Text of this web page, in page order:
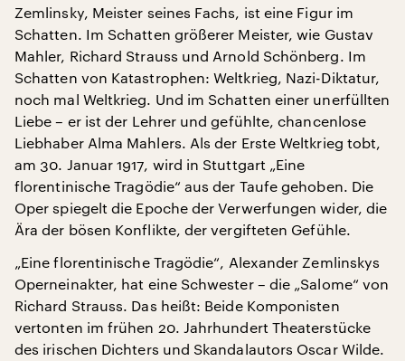
Zemlinsky, Meister seines Fachs, ist eine Figur im
Schatten. Im Schatten größerer Meister, wie Gustav
Mahler, Richard Strauss und Arnold Schönberg. Im
Schatten von Katastrophen: Weltkrieg, Nazi-Diktatur,
noch mal Weltkrieg. Und im Schatten einer unerfüllten
Liebe – er ist der Lehrer und gefühlte, chancenlose
Liebhaber Alma Mahlers. Als der Erste Weltkrieg tobt,
am 30. Januar 1917, wird in Stuttgart „Eine
florentinische Tragödie“ aus der Taufe gehoben. Die
Oper spiegelt die Epoche der Verwerfungen wider, die
Ära der bösen Konflikte, der vergifteten Gefühle.
„Eine florentinische Tragödie“, Alexander Zemlinskys
Operneinakter, hat eine Schwester – die „Salome“ von
Richard Strauss. Das heißt: Beide Komponisten
vertonten im frühen 20. Jahrhundert Theaterstücke
des irischen Dichters und Skandalautors Oscar Wilde.